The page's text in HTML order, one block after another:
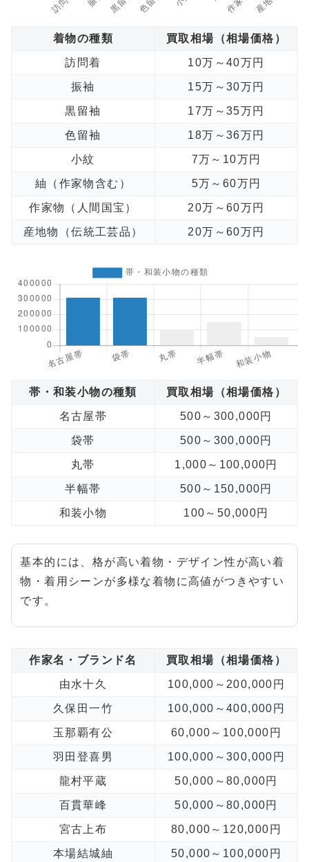
着物の種類 買取相場（相場価格）
訪問着 10万～40万円
振袖 15万～30万円
黒留袖 17万～35万円
色留袖 18万～36万円
小紋 7万～10万円
紬（作家物含む） 5万～60万円
作家物（人間国宝） 20万～60万円
産地物（伝統工芸品） 20万～60万円
帯・和装小物の種類 買取相場（相場価格）
名古屋帯 500～300,000円
袋帯 500～300,000円
丸帯 1,000～100,000円
半幅帯 500～150,000円
和装小物 100～50,000円
基本的には、格が高い着物・デザイン性が高い着
物・着用シーンが多様な着物に高値がつきやすい
です。
作家名・ブランド名 買取相場（相場価格）
由水十久 100,000～200,000円
久保田一竹 100,000～400,000円
玉那覇有公 60,000～100,000円
羽田登喜男 100,000～300,000円
龍村平蔵 50,000～80,000円
百貫華峰 50,000～80,000円
宮古上布 80,000～120,000円
本場結城紬 50,000～100,000円